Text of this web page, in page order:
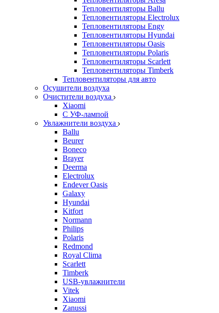
Тепловентиляторы Ballu
Тепловентиляторы Electrolux
Тепловентиляторы Engy
Тепловентиляторы Hyundai
Тепловентиляторы Oasis
Тепловентиляторы Polaris
Тепловентиляторы Scarlett
Тепловентиляторы Timberk
Тепловентиляторы для авто
Осушители воздуха
Очистители воздуха
Xiaomi
С УФ-лампой
Увлажнители воздуха
Ballu
Beurer
Boneco
Brayer
Deerma
Electrolux
Endever Oasis
Galaxy
Hyundai
Kitfort
Normann
Philips
Polaris
Redmond
Royal Clima
Scarlett
Timberk
USB-увлажнители
Vitek
Xiaomi
Zanussi